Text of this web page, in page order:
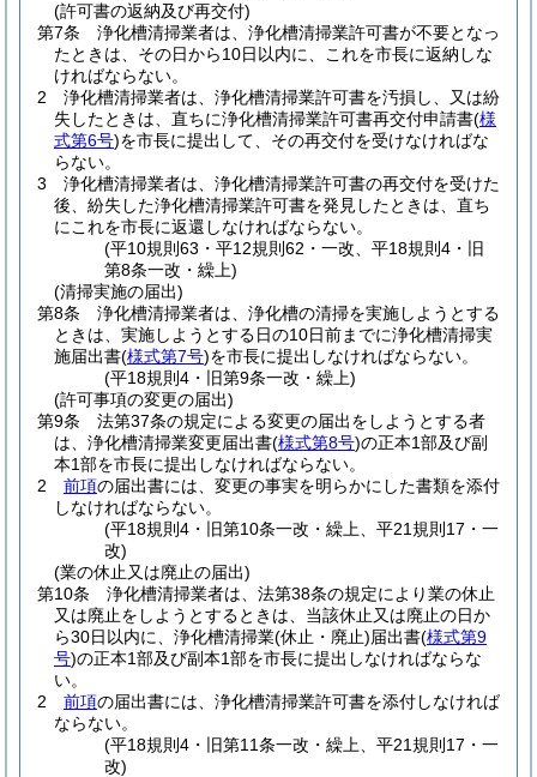
(許可書の返納及び再交付)
第7条
浄化槽清掃業者は、浄化槽清掃業許可書が不要となっ
たときは、その日から10日以内に、これを市長に返納しな
ければならない。
2
浄化槽清掃業者は、浄化槽清掃業許可書を汚損し、又は紛
失したときは、直ちに浄化槽清掃業許可書再交付申請書(様
式第6号)を市長に提出して、その再交付を受けなければな
らない。
3
浄化槽清掃業者は、浄化槽清掃業許可書の再交付を受けた
後、紛失した浄化槽清掃業許可書を発見したときは、直ち
にこれを市長に返還しなければならない。
(平10規則63・平12規則62・一改、平18規則4・旧
第8条一改・繰上)
(清掃実施の届出)
第8条
浄化槽清掃業者は、浄化槽の清掃を実施しようとする
ときは、実施しようとする日の10日前までに浄化槽清掃実
施届出書(様式第7号)を市長に提出しなければならない。
(平18規則4・旧第9条一改・繰上)
(許可事項の変更の届出)
第9条
法第37条の規定による変更の届出をしようとする者
は、浄化槽清掃業変更届出書(様式第8号)の正本1部及び副
本1部を市長に提出しなければならない。
2
前項の届出書には、変更の事実を明らかにした書類を添付
しなければならない。
(平18規則4・旧第10条一改・繰上、平21規則17・一
改)
(業の休止又は廃止の届出)
第10条
浄化槽清掃業者は、法第38条の規定により業の休止
又は廃止をしようとするときは、当該休止又は廃止の日か
ら30日以内に、浄化槽清掃業(休止・廃止)届出書(様式第9
号)の正本1部及び副本1部を市長に提出しなければならな
い。
2
前項の届出書には、浄化槽清掃業許可書を添付しなければ
ならない。
(平18規則4・旧第11条一改・繰上、平21規則17・一
改)